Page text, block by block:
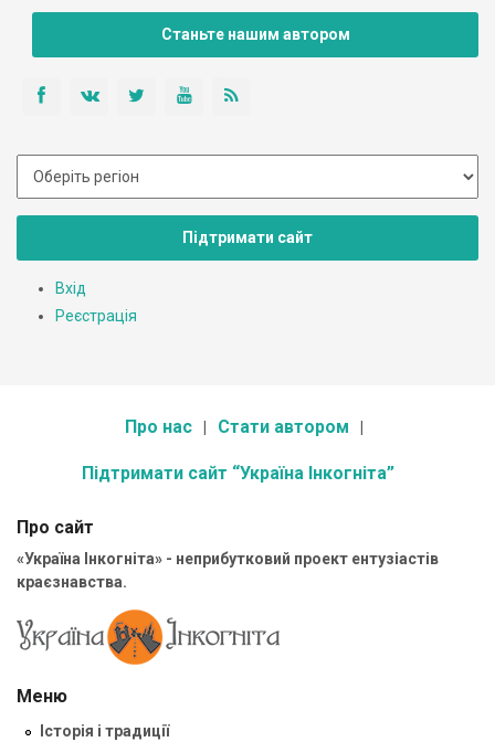
Станьте нашим автором
Підтримати сайт
Вхід
Реєстрація
Про нас Стати автором
Підтримати сайт “Україна Інкогніта”
Про сайт
«Україна Інкогніта» - неприбутковий проект ентузіастів
краєзнавства.
Меню
Історія і традиції